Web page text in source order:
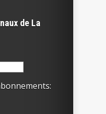
de La